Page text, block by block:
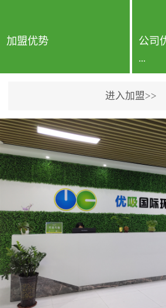
加盟优势 公司
...
专利
企业
甲级
污染
书”
境工
空气
人员
治理
技术
作权
进入加盟>>